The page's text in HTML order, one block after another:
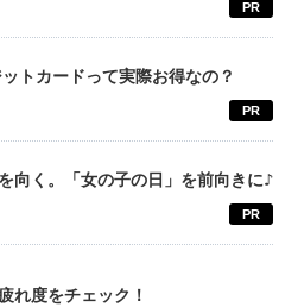
PR
トカードって実際お得なの？
PR
向く。「女の子の日」を前向きに♪
PR
れ度をチェック！